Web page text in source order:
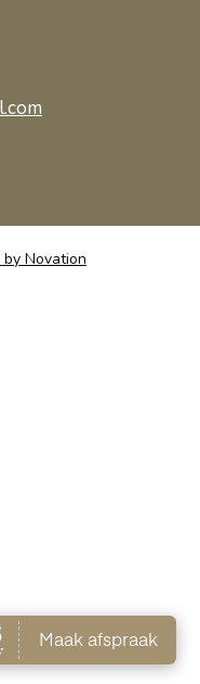
Novation